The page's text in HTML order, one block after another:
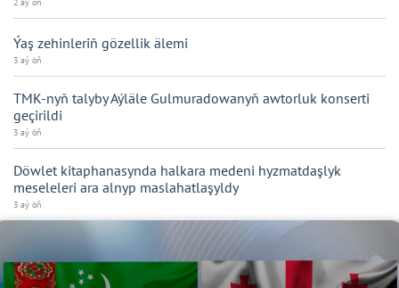
2 aý öň
Ýaş zehinleriň gözellik älemi
3 aý öň
TMK-nyň talyby Aýläle Gulmuradowanyň awtorluk konserti
geçirildi
3 aý öň
Döwlet kitaphanasynda halkara medeni hyzmatdaşlyk
meseleleri ara alnyp maslahatlaşyldy
3 aý öň